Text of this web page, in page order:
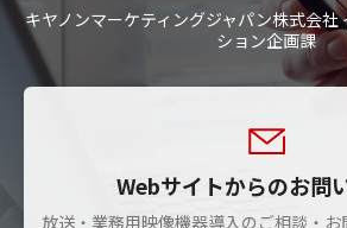
キヤノンマーケティングジャパン株式会社
ション企画課
Webサイトからのお問
放送・業務用映像機器導入のご相談・